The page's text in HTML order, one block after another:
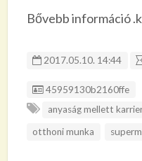
Bővebb információ
2017.05.10. 14:44
Listing ID
45959130b2160ffe
anyaság mellett
otthoni munka